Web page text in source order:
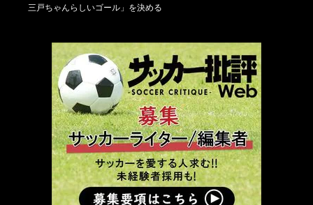
三戸ちゃんらしいゴール」を決める